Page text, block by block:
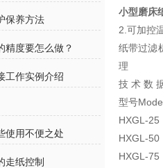
保养方法
精度要怎么做？
工作实例介绍
使用不便之处
走纸控制
小型磨床
2.可加控
纸带过滤
理
技 术 数
型号
HXGL-
HXGL-
HXGL-